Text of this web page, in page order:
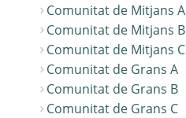
Comunitat de Mitjans A
Comunitat de Mitjans B
Comunitat de Mitjans C
Comunitat de Grans A
Comunitat de Grans B
Comunitat de Grans C